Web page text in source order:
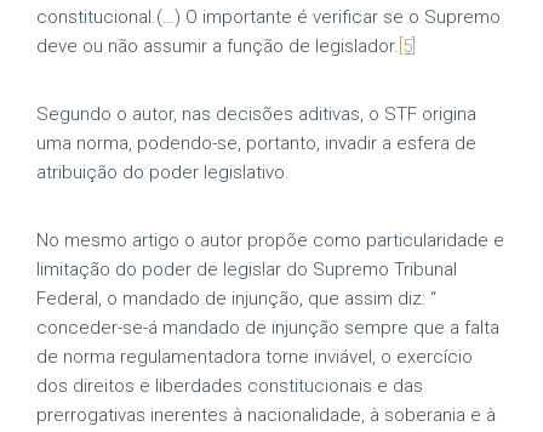
constitucional.(…) O importante é verificar se o Supremo
deve ou não assumir a função de legislador. [5]
Segundo o autor, nas decisões aditivas, o STF origina
uma norma, podendo-se, portanto, invadir a esfera de
atribuição do poder legislativo.
No mesmo artigo o autor propõe como particularidade e
limitação do poder de legislar do Supremo Tribunal
Federal, o mandado de injunção, que assim diz: “
conceder-se-á mandado de injunção sempre que a falta
de norma regulamentadora torne inviável, o exercício
dos direitos e liberdades constitucionais e das
prerrogativas inerentes à nacionalidade, à soberania e à